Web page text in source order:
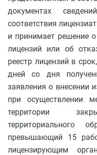
документах
соответствия
и принимает решение
лицензий или об
реестр лицензий в
дней со дня
заявления о внесении
при осуществлении
территории
превышающий 15
лицензирующим